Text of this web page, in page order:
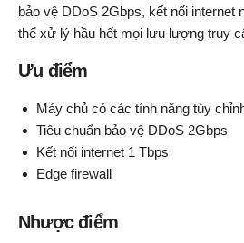
bảo vệ DDoS 2Gbps, kết nối internet
thể xử lý hầu hết mọi lưu lượng truy
Ưu điểm
Máy chủ có các tính năng tùy
Tiêu chuẩn bảo vệ DDoS 2Gbps
Kết nối internet 1 Tbps
Edge firewall
Nhược điểm